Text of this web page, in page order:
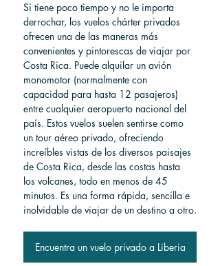
Si tiene poco tiempo y no le importa
derrochar, los vuelos chárter privados
ofrecen una de las maneras más
convenientes y pintorescas de viajar por
Costa Rica. Puede alquilar un avión
monomotor (normalmente con
capacidad para hasta 12 pasajeros)
entre cualquier aeropuerto nacional del
país. Estos vuelos suelen sentirse como
un tour aéreo privado, ofreciendo
increíbles vistas de los diversos paisajes
de Costa Rica, desde las costas hasta
los volcanes, todo en menos de 45
minutos. Es una forma rápida, sencilla e
inolvidable de viajar de un destino a otro.
Encuentra un vuelo privado a Liberia